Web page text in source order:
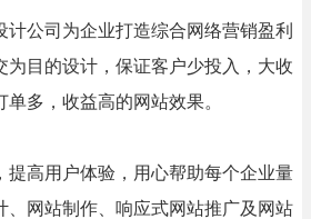
计公司为企业打造综合网络营销盈利
为目的设计，保证客户少投入，大收
多，收益高的网站效果。
提高用户体验，用心帮助每个企业量
、网站制作、响应式网站推广及网站